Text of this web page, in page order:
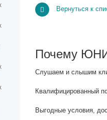
Вернуться к
Почему
Слушаем и слышим
Квалифицированный
Выгодные условия,